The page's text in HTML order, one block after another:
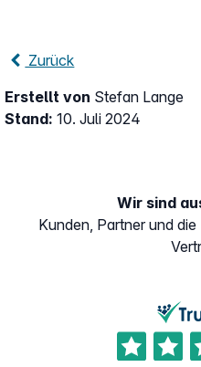
Zurück
Erstellt von Stefan Lange
Stand: 10. Juli 2024
Wir sind
Kunden, Partner und